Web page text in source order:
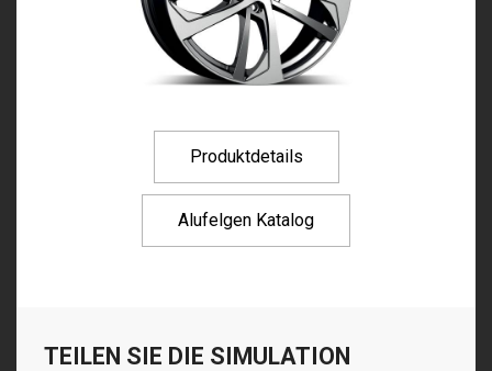
Produktdetails
Alufelgen Katalog
TEILEN SIE DIE SIMULATION